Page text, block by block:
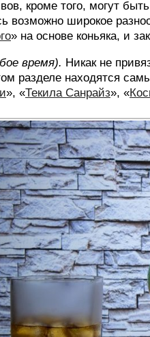
кроме того, могут
возможно широкое
» на основе коньяка, и
время). Никак не
разделе находятся
», «Текила Санрайз», «